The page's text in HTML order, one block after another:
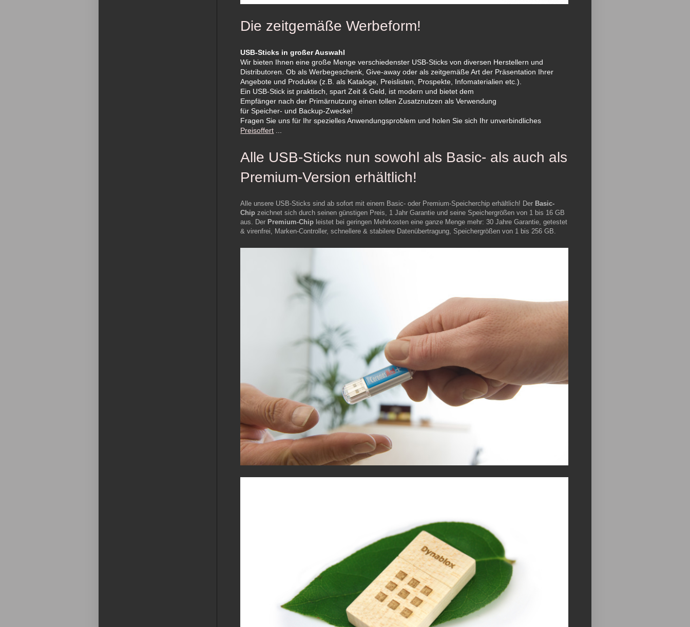
Die zeitgemäße Werbeform!
USB-Sticks in großer Auswahl
Wir bieten Ihnen eine große Menge verschiedenster USB-Sticks von diversen Herstellern und
Distributoren. Ob als Werbegeschenk, Give-away oder als zeitgemäße Art der Präsentation Ihrer
Angebote und Produkte (z.B. als Kataloge, Preislisten, Prospekte, Infomaterialien etc.).
Ein USB-Stick ist praktisch, spart Zeit & Geld, ist modern und bietet dem
Empfänger nach der Primärnutzung einen tollen Zusatznutzen als Verwendung
für Speicher- und Backup-Zwecke!
Fragen Sie uns für Ihr spezielles Anwendungsproblem und holen Sie sich Ihr unverbindliches
Preisoffert
Alle USB-Sticks nun sowohl als Basic- als auch als
Premium-Version erhältlich!
Alle unsere USB-Sticks sind ab sofort mit einem Basic- oder Premium-Speicherchip erhältlich! Der Basic-
Chip zeichnet sich durch seinen günstigen Preis, 1 Jahr Garantie und seine Speichergrößen von 1 bis 16 GB
aus. Der Premium-Chip leistet bei geringen Mehrkosten eine ganze Menge mehr: 30 Jahre Garantie, getestet
& virenfrei, Marken-Controller, schnellere & stabilere Datenübertragung, Speichergrößen von 1 bis 256 GB.